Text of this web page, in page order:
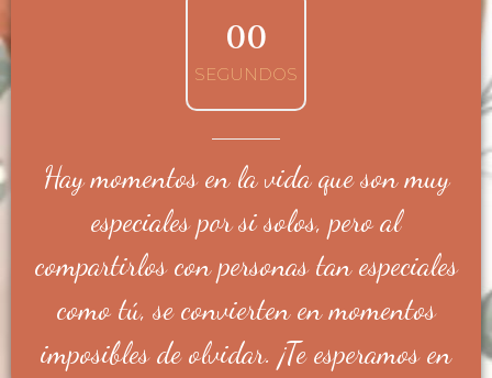
00
SEGUNDOS
Hay momentos en la vida que son muy
especiales por si solos, pero al
compartirlos con personas tan especiales
como tú, se convierten en momentos
imposibles de olvidar. ¡Te esperamos en